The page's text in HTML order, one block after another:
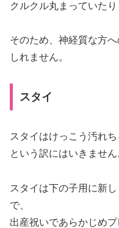
クルクル丸まっていた
そのため、神経質な方
しれません。
スタイ
スタイはけっこう汚れ
という訳にはいきません
スタイは下の子用に新
で、
出産祝いであらかじめ